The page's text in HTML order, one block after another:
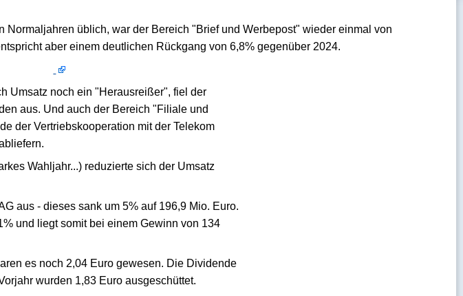
üblich, war der Bereich "Brief und Werbepost" wieder einmal von
aber einem deutlichen Rückgang von 6,8% gegenüber 2024.
Umsatz noch ein "Herausreißer", fiel der
aus. Und auch der Bereich "Filiale und
der Vertriebskooperation mit der Telekom
Wahljahr...) reduzierte sich der Umsatz
aus - dieses sank um 5% auf 196,9 Mio. Euro.
und liegt somit bei einem Gewinn von 134
es noch 2,04 Euro gewesen. Die Dividende
wurden 1,83 Euro ausgeschüttet.